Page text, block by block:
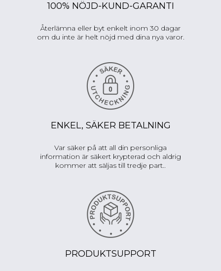
100% NÖJD-KUND-GARANTI
Återlämna eller byt enkelt inom 30 dagar
om du inte är helt nöjd med dina nya varor.
ENKEL, SÄKER BETALNING
Var säker på att all din personliga
information är säkert krypterad och aldrig
kommer att säljas till tredje part..
PRODUKTSUPPORT